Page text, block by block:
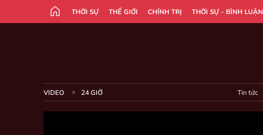
THỜI SỰ THẾ GIỚI CHÍNH TRỊ THỜI SỰ - BÌNH LUẬN
VIDEO 24 GIỜ Tin tức